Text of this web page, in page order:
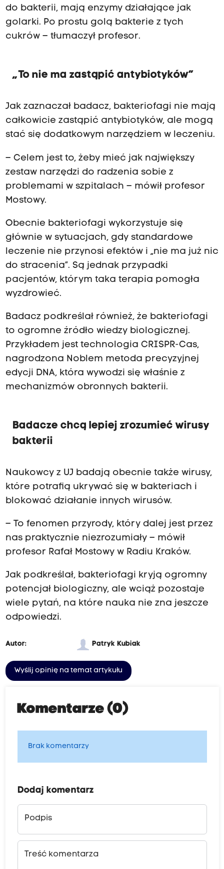
do bakterii, mają enzymy działające jak
golarki. Po prostu golą bakterie z tych
cukrów – tłumaczył profesor.
„To nie ma zastąpić antybiotyków”
Jak zaznaczał badacz, bakteriofagi nie mają
całkowicie zastąpić antybiotyków, ale mogą
stać się dodatkowym narzędziem w leczeniu.
– Celem jest to, żeby mieć jak największy
zestaw narzędzi do radzenia sobie z
problemami w szpitalach – mówił profesor
Mostowy.
Obecnie bakteriofagi wykorzystuje się
głównie w sytuacjach, gdy standardowe
leczenie nie przynosi efektów i „nie ma już nic
do stracenia”. Są jednak przypadki
pacjentów, którym taka terapia pomogła
wyzdrowieć.
Badacz podkreślał również, że bakteriofagi
to ogromne źródło wiedzy biologicznej.
Przykładem jest technologia CRISPR-Cas,
nagrodzona Noblem metoda precyzyjnej
edycji DNA, która wywodzi się właśnie z
mechanizmów obronnych bakterii.
Badacze chcą lepiej zrozumieć wirusy
bakterii
Naukowcy z UJ badają obecnie także wirusy,
które potrafią ukrywać się w bakteriach i
blokować działanie innych wirusów.
– To fenomen przyrody, który dalej jest przez
nas praktycznie niezrozumiały – mówił
profesor Rafał Mostowy w Radiu Kraków.
Jak podkreślał, bakteriofagi kryją ogromny
potencjał biologiczny, ale wciąż pozostaje
wiele pytań, na które nauka nie zna jeszcze
odpowiedzi.
Autor: Patryk Kubiak
Wyślij opinię na temat artykułu
Komentarze (0)
Brak komentarzy
Dodaj komentarz
Podpis
Treść komentarza